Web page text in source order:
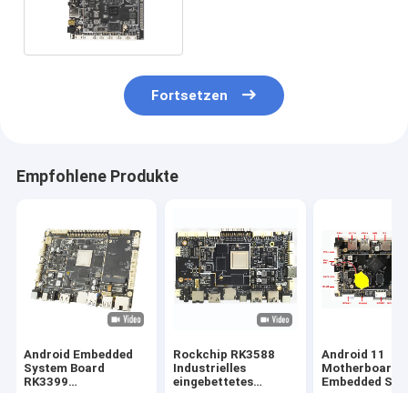
Fortsetzen
Empfohlene Produkte
Android Embedded
System Board
RK3399
Rockchip RK3588
Industrielles
eingebettetes
Android 11
Motherboard
Embedded